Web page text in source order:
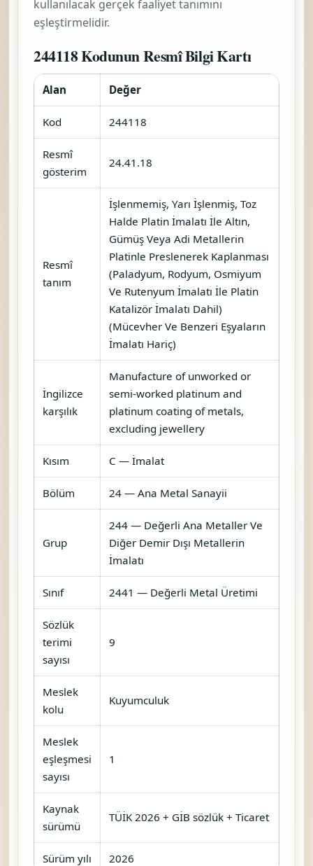
kullanılacak gerçek faaliyet tanımını
eşleştirmelidir.
244118 Kodunun Resmî Bilgi Kartı
Alan Değer
Kod 244118
Resmî
gösterim
24.41.18
Resmî
tanım
İşlenmemiş, Yarı İşlenmiş, Toz
Halde Platin İmalatı İle Altın,
Gümüş Veya Adi Metallerin
Platinle Preslenerek Kaplanması
(Paladyum, Rodyum, Osmiyum
Ve Rutenyum İmalatı İle Platin
Katalizör İmalatı Dahil)
(Mücevher Ve Benzeri Eşyaların
İmalatı Hariç)
İngilizce
karşılık
Manufacture of unworked or
semi-worked platinum and
platinum coating of metals,
excluding jewellery
Kısım C — İmalat
Bölüm 24 — Ana Metal Sanayii
Grup
244 — Değerli Ana Metaller Ve
Diğer Demir Dışı Metallerin
İmalatı
Sınıf 2441 — Değerli Metal Üretimi
Sözlük
terimi
sayısı
9
Meslek
kolu
Kuyumculuk
Meslek
eşleşmesi
sayısı
1
Kaynak
sürümü
TÜİK 2026 + GİB sözlük + Ticaret
Sürüm yılı 2026